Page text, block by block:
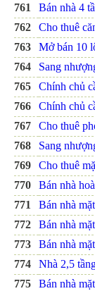
761
Bán nhà 4
762
Cho thuê
763
Mở bán 10
764
Sang
765
Chính chủ
766
Chính chủ
767
Cho thuê
768
Sang
769
Cho thuê
770
Bán nhà
771
Bán nhà
772
Bán nhà
773
Bán nhà
774
Nhà 2,5
775
Bán nhà